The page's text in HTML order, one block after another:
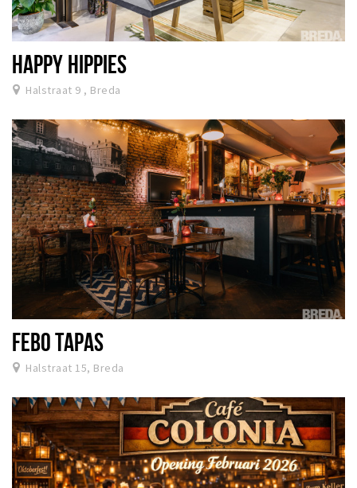
HAPPY HIPPIES
Halstraat 9 , Breda
FEBO TAPAS
Halstraat 15, Breda